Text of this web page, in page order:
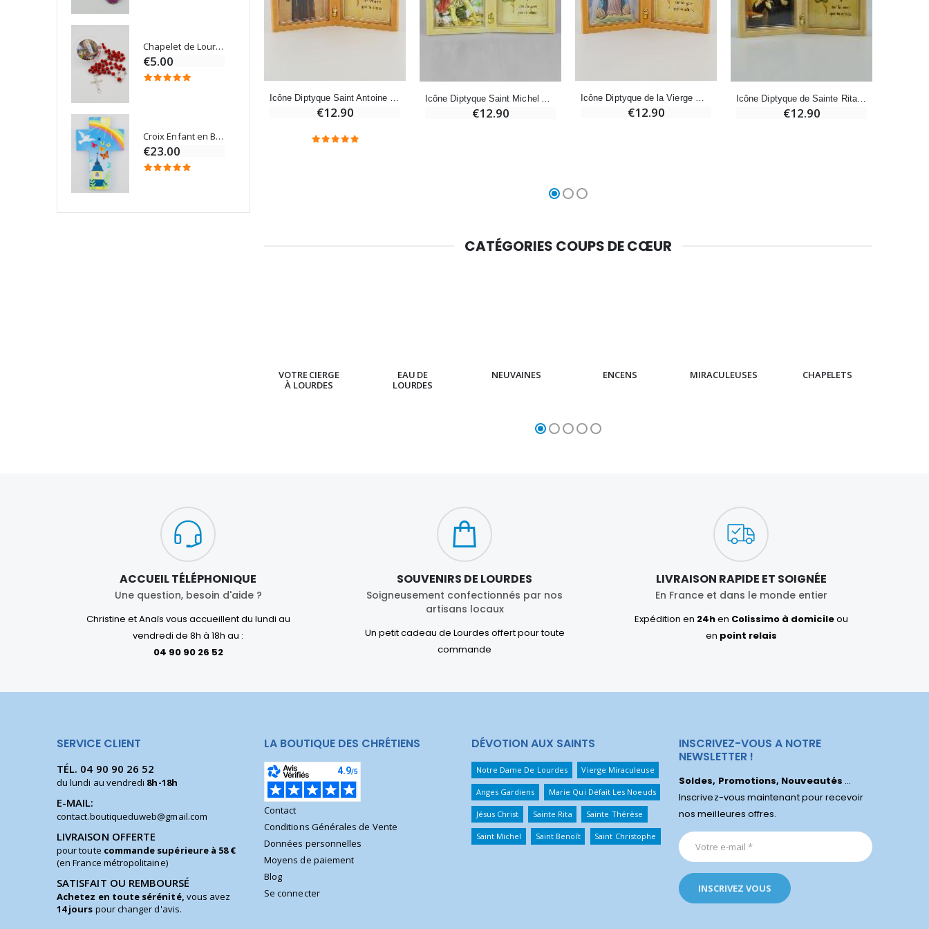
Chapelet de Lourdes en Bois
€5.00
Croix Enfant en Bois Eglise Papillons et Arc-en-ciel 15 cm
€23.00
Icône Diptyque Saint Antoine de Padoue + Prière de Bénédiction
€12.90 €12.90
Icône Diptyque de la Vierge Miraculeuse + Prière
€12.90
Icône Diptyque de Sainte Rita + Prière
€12.90
CATÉGORIES COUPS DE CŒUR
VOTRE CIERGE
À LOURDES
EAU DE
LOURDES
NEUVAINES ENCENS MIRACULEUSES CHAPELETS
ACCUEIL TÉLÉPHONIQUE
Une question, besoin d'aide ?
Christine et Anaïs vous accueillent du lundi au
vendredi de 8h à 18h au :
04 90 90 26 52
SOUVENIRS DE LOURDES
Soigneusement confectionnés par nos
artisans locaux
Un petit cadeau de Lourdes offert pour toute
commande
LIVRAISON RAPIDE ET SOIGNÉE
En France et dans le monde entier
Expédition en 24hen Colissimo à domicileou
en point relais
SERVICE CLIENT
TÉL. 04 90 90 26 52
du lundi au vendredi 8h-18h
E-MAIL:
contact.boutiqueduweb@gmail.com
LIVRAISON OFFERTE
pour toute commande supérieure à 58 €
(en France métropolitaine)
SATISFAIT OU REMBOURSÉ
Achetez en toute sérénité, vous avez
14 jours pour changer d'avis.
LA BOUTIQUE DES CHRÉTIENS
Contact
Conditions Générales de Vente
Données personnelles
Moyens de paiement
Blog
Se connecter
DÉVOTION AUX SAINTS
Notre Dame De Lourdes Vierge Miraculeuse
Anges Gardiens Marie Qui Défait Les Noeuds
Jésus Christ Sainte Rita Sainte Thérèse
Saint Michel Saint Benoît Saint Christophe
INSCRIVEZ-VOUS A NOTRE
NEWSLETTER !
Soldes, Promotions, Nouveautés ...
Inscrivez-vous maintenant pour recevoir
nos meilleures offres.